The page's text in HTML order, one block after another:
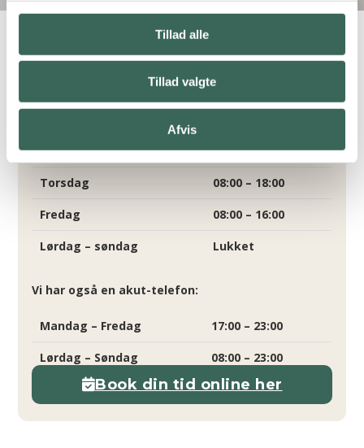
Tillad alle
Tillad valgte
Afvis
Din professionelle og omsorgsfulde dyrlæge i
København.
Åbningstider
Mandag – onsdag 08:00 – 17:00
Torsdag 08:00 – 18:00
Fredag 08:00 – 16:00
Lørdag – søndag Lukket
Vi har også en akut-telefon:
Mandag – Fredag 17:00 – 23:00
Lørdag – Søndag 08:00 – 23:00
Book din tid online her